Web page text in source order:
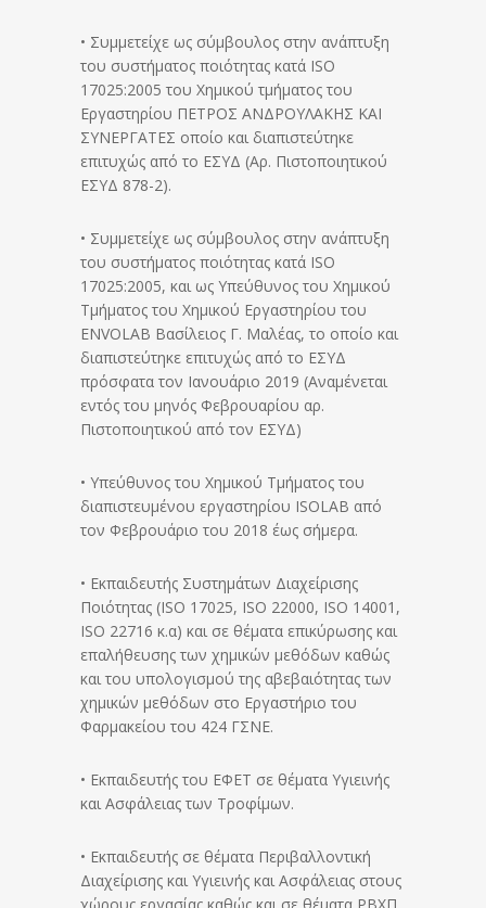
• Συμμετείχε ως σύμβουλος στην ανάπτυξη
του συστήματος ποιότητας κατά ISO
17025:2005 του Χημικού τμήματος του
Εργαστηρίου ΠΕΤΡΟΣ ΑΝΔΡΟΥΛΑΚΗΣ ΚΑΙ
ΣΥΝΕΡΓΑΤΕΣ οποίο και διαπιστεύτηκε
επιτυχώς από το ΕΣΥΔ (Αρ. Πιστοποιητικού
ΕΣΥΔ 878-2).
• Συμμετείχε ως σύμβουλος στην ανάπτυξη
του συστήματος ποιότητας κατά ISO
17025:2005, και ως Υπεύθυνος του Χημικού
Τμήματος του Χημικού Εργαστηρίου του
ENVOLAB Βασίλειος Γ. Μαλέας, το οποίο και
διαπιστεύτηκε επιτυχώς από το ΕΣΥΔ
πρόσφατα τον Ιανουάριο 2019 (Αναμένεται
εντός του μηνός Φεβρουαρίου αρ.
Πιστοποιητικού από τον ΕΣΥΔ)
• Υπεύθυνος του Χημικού Τμήματος του
διαπιστευμένου εργαστηρίου ISOLAB από
τον Φεβρουάριο του 2018 έως σήμερα.
• Εκπαιδευτής Συστημάτων Διαχείρισης
Ποιότητας (ISO 17025, ISO 22000, ISO 14001,
ISO 22716 κ.α) και σε θέματα επικύρωσης και
επαλήθευσης των χημικών μεθόδων καθώς
και του υπολογισμού της αβεβαιότητας των
χημικών μεθόδων στο Εργαστήριο του
Φαρμακείου του 424 ΓΣΝΕ.
• Εκπαιδευτής του ΕΦΕΤ σε θέματα Υγιεινής
και Ασφάλειας των Τροφίμων.
• Εκπαιδευτής σε θέματα Περιβαλλοντική
Διαχείρισης και Υγιεινής και Ασφάλειας στους